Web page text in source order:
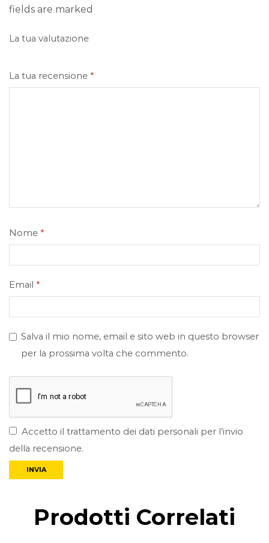
fields are marked
La tua valutazione
La tua recensione *
Nome *
Email *
Salva il mio nome, email e sito web in questo browser
per la prossima volta che commento.
Accetto il trattamento dei dati personali per l’invio
della recensione.
Prodotti Correlati